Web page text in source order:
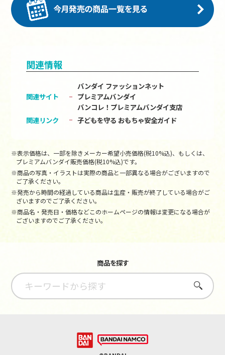
関連情報
関連サイト
バンダイ ファッションネット
プレミアムバンダイ
バンコレ！プレミアムバンダイ支店
関連リンク
子どもを守る おもちゃ安全ガイド
※表示価格は、一部を除きメーカー希望小売価格(税10%込)、もしくは、
プレミアムバンダイ販売価格(税10%込)です。
※商品の写真・イラストは実際の商品と一部異なる場合がございますので
ご了承ください。
※発売から時間の経過している商品は生産・販売が終了している場合がご
ざいますのでご了承ください。
※商品名・発売日・価格などこのホームページの情報は変更になる場合が
ございますのでご了承ください。
商品を探す
さがす